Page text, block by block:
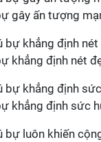
gây ấn tượng
khẳng định nét
khẳng định sức